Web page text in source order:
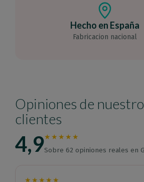
Hecho en España
Fabricacion nacional
Opiniones de
clientes
4,9★★★★★
Sobre 62 opiniones reales en
★★★★★